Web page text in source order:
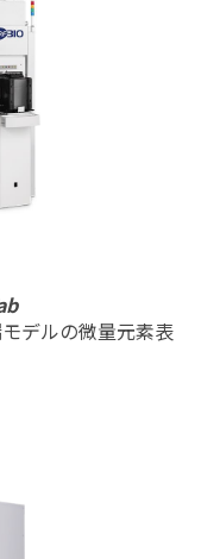
デルの微量元素表